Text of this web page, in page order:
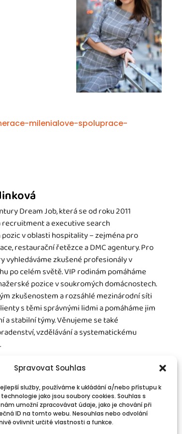
Spravovat Souhlas
služby, používáme k ukládání a/nebo přístupu k
jako jsou soubory cookies. Souhlas s
umožní zpracovávat údaje, jako je chování při
ID na tomto webu. Nesouhlas nebo odvolání
ovlivnit určité vlastnosti a funkce.
milenialove-spoluprace-
Dream Job, která se od roku 2011
recruitment a executive search
v oblasti hospitality – zejména pro
restaurační řetězce a DMC agentury. Pro
vyhledáváme zkušené profesionály v
po celém světě. VIP rodinám pomáháme
pozice v soukromých domácnostech.
zkušenostem a rozsáhlé mezinárodní síti
s těmi správnými lidmi a pomáháme jim
a stabilní týmy. Věnujeme se také
vzdělávání a systematickému
Spojte se s námi!
Kontakty